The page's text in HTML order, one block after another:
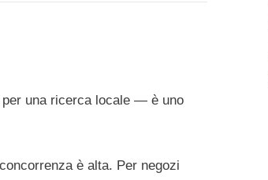
una ricerca locale — è uno
è alta. Per negozi